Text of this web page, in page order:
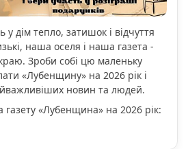
дім тепло, затишок і відчуття
наша оселя і наша газета -
Зроби собі цю маленьку
«Лубенщину» на 2026 рік і
новин та людей.
газету «Лубенщина» на 2026 рік: